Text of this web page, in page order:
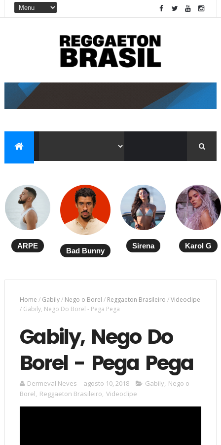
ARPE
Bad Bunny
Sirena Karol G
Home / Gabily/ Nego o Borel / Reggaeton Brasileiro /Videoclipe
/ Gabily, Nego Do Borel - Pega Pega
Gabily, Nego Do
Borel - Pega Pega
Dermeval Neves agosto 10, 2018 Gabily, Nego o
Borel, Reggaeton Brasileiro, Videoclipe